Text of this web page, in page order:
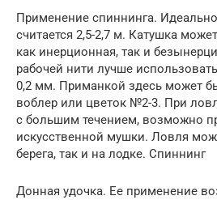
Применение спиннинга.
считается 2,5-2,7 м. Катушка
как инерционная, так и
рабочей нити лучше
0,2 мм. Приманкой здесь может
воблер или цветок №2-3. При
с большим течением, возможно
искусственной мушки. Ловля
берега, так и на лодке. Спиннинг
Донная удочка. Ее применение